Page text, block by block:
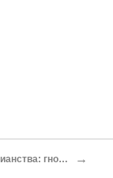
Соперники христианства: гностицизм и митраизм →